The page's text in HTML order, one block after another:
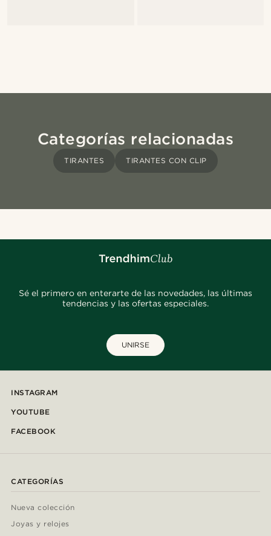
Categorías relacionadas
TIRANTES TIRANTES CON CLIP
Sé el primero en enterarte de las novedades, las últimas
tendencias y las ofertas especiales.
UNIRSE
INSTAGRAM
YOUTUBE
FACEBOOK
CATEGORÍAS
Nueva colección
Joyas y relojes